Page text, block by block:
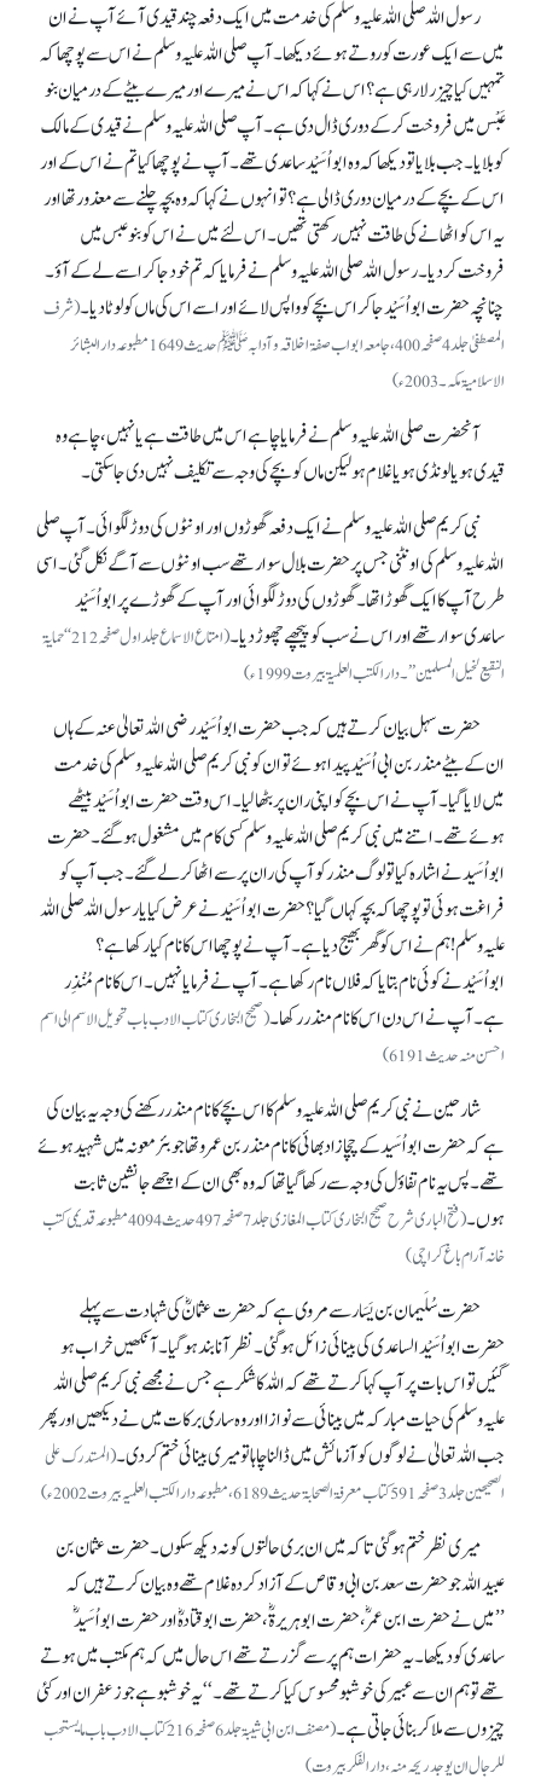
رسول اللہ صلی اللہ علیہ وسلم کی خدمت میں ایک دفعہ چند قیدی آئے آپ نے ان
میں سے ایک عورت کو روتے ہوئے دیکھا۔ آپ صلی اللہ علیہ وسلم نے اس سے پوچھا کہ
تمہیں کیا چیز رلا رہی ہے؟ اس نے کہا کہ اس نے میرے اور میرے بیٹے کے درمیان بنو
عَبْس میں فروخت کر کے دوری ڈال دی ہے۔ آپ صلی اللہ علیہ وسلم نے قیدی کے مالک
کو بلایا۔ جب بلایا تو دیکھا کہ وہ ابو اُسَیْد ساعدی تھے۔ آپ نے پوچھا کیا تم نے اس کے اور
اس کے بچے کے درمیان دوری ڈالی ہے؟ تو انہوں نے کہا کہ وہ بچہ چلنے سے معذور تھا اور
یہ اس کو اٹھانے کی طاقت نہیں رکھتی تھیں۔ اس لئے میں نے اس کو بنو عبس میں
فروخت کر دیا۔ رسول اللہ صلی اللہ علیہ وسلم نے فرمایا کہ تم خود جا کر اسے لے کے آؤ۔
چنانچہ حضرت ابواُسَیْد جا کر اس بچے کو واپس لائے اور اسے اس کی ماں کو لوٹا دیا۔(شرف
المصطفیٰ جلد 4 صفحہ 400، جامعہ ابواب صفۃ اخلاقہ و آدابہﷺ حدیث 1649 مطبوعہ دار البشائر
الاسلامیۃ مکہ۔ 2003ء)
آنحضرت صلی اللہ علیہ وسلم نے فرمایا چاہے اس میں طاقت ہے یا نہیں، چاہے وہ
قیدی ہو یا لونڈی ہو یا غلام ہو لیکن ماں کو بچے کی وجہ سے تکلیف نہیں دی جا سکتی۔
نبی کریم صلی اللہ علیہ وسلم نے ایک دفعہ گھوڑوں اور اونٹوں کی دوڑ لگوائی۔ آپ صلی
اللہ علیہ وسلم کی اونٹنی جس پر حضرت بلال سوار تھے سب اونٹوں سے آگے نکل گئی۔ اسی
طرح آپ کا ایک گھوڑا تھا۔ گھوڑوں کی دوڑ لگوائی اور آپ کے گھوڑے پر ابواُسَیْد
ساعدی سوار تھے اور اس نے سب کو پیچھے چھوڑ دیا۔
(امتاع الاسماع جلد اول صفحہ 212‘‘حمایۃ
النقیع لخیل المسلمین’’۔ دار الکتب العلمیۃ بیروت 1999ء)
حضرت سہل بیان کرتے ہیں کہ جب حضرت ابو اُسَیْد رضی اللہ تعالیٰ عنہ کے ہاں
ان کے بیٹے منذر بن ابی اُسَیْد پیدا ہوئے تو ان کو نبی کریم صلی اللہ علیہ وسلم کی خدمت
میں لایا گیا۔ آپ نے اس بچے کو اپنی ران پر بٹھا لیا۔ اس وقت حضرت ابواُسَیْد بیٹھے
ہوئے تھے۔ اتنے میں نبی کریم صلی اللہ علیہ وسلم کسی کام میں مشغول ہو گئے۔ حضرت
ابواُسَیدنے اشارہ کیا تو لوگ منذر کو آپ کی ران پر سے اٹھا کر لے گئے۔ جب آپ کو
فراغت ہوئی تو پوچھا کہ بچہ کہاں گیا؟ حضرت ابواُسَیْدنے عرض کیا یا رسول اللہ صلی اللہ
علیہ وسلم! ہم نے اس کو گھر بھیج دیا ہے۔ آپ نے پوچھا اس کا نام کیا رکھا ہے؟
ابواُسَیْدنے کوئی نام بتایا کہ فلاں نام رکھا ہے۔ آپ نے فرمایا نہیں۔ اس کا نام مُنْذِر
ہے۔ آپ نے اس دن اس کا نام منذر رکھا۔(صحیح البخاری کتاب الادب باب تحویل الاسم الی اسم
احسن منہ حدیث 6191)
شارحین نے نبی کریم صلی اللہ علیہ وسلم کا اس بچے کا نام منذر رکھنے کی وجہ یہ بیان کی
ہے کہ حضرت ابواُسَید کے چچازاد بھائی کا نام منذر بن عمرو تھا جو بئر معونہ میں شہید ہوئے
تھے۔ پس یہ نام تفاؤل کی وجہ سے رکھا گیا تھا کہ وہ بھی ان کے اچھے جانشین ثابت
ہوں۔
(فتح الباری شرح صحیح البخاری کتاب المغازی جلد7 صفحہ 497 حدیث 4094 مطبوعہ قدیمی کتب
خانہ آرام باغ کراچی)
حضرت سُلَیمان بن یَسَار سے مروی ہے کہ حضرت عثمانؓ کی شہادت سے پہلے
حضرت ابواُسَیْد الساعدی کی بینائی زائل ہو گئی۔ نظر آنا بند ہو گیا۔ آنکھیں خراب ہو
گئیں تو اس بات پر آپ کہا کرتے تھے کہ اللہ کا شکر ہے جس نے مجھے نبی کریم صلی اللہ
علیہ وسلم کی حیات مبارکہ میں بینائی سے نوازا اور وہ ساری برکات میں نے دیکھیں اور پھر
جب اللہ تعالیٰ نے لوگوں کو آزمائش میں ڈالنا چاہا تو میری بینائی ختم کر دی۔(المستدرک علی
الصحیحین جلد 3صفحہ591 کتاب معرفۃ الصحابۃ حدیث 6189، مطبوعہ دار الکتب العلمیہ بیروت 2002ء)
میری نظر ختم ہو گئی تا کہ میں ان بری حالتوں کو نہ دیکھ سکوں۔ حضرت عثمان بن
عبیداللہ جو حضرت سعد بن ابی وقاص کے آزاد کردہ غلام تھے وہ بیان کرتے ہیں کہ
’’میں نے حضرت ابن عمرؓ، حضرت ابو ہریرۃؓ، حضرت ابو قتادہؓ اور حضرت ابواُسَیدؓ
ساعدی کو دیکھا۔ یہ حضرات ہم پر سے گزرتے تھے اس حال میں کہ ہم مکتب میں ہوتے
تھے تو ہم ان سے عبیر کی خوشبو محسوس کیاکرتے تھے۔‘‘ یہ خوشبو ہے جو زعفران اور کئی
چیزوں سے ملا کر بنائی جاتی ہے۔
(مصنف ابن ابی شیبۃ جلد 6صفحہ 216کتاب الادب باب ما یستحب
للرجال ان یوجد ریحہ منہ، دار الفکربیروت)